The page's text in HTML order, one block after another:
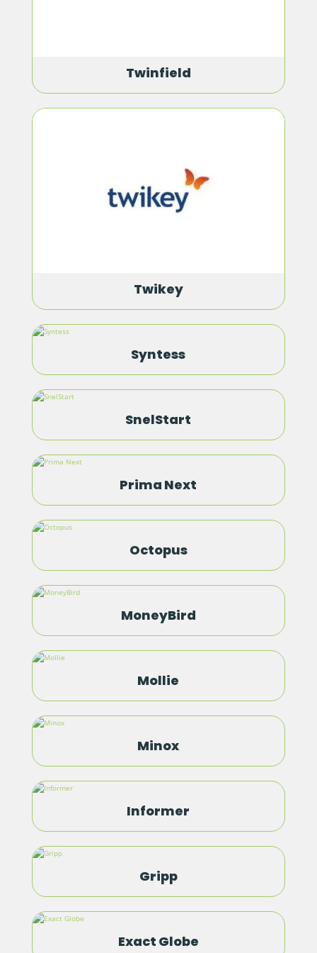
Twinfield
Twikey
Syntess
SnelStart
Prima Next
Octopus
MoneyBird
Mollie
Minox
Informer
Gripp
Exact Globe